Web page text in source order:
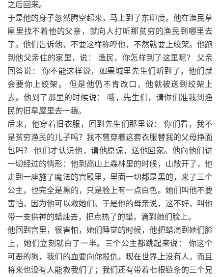
之后回来。
于是他的身子忽然腾空起来，马上到了东印度。他在渔民草
屋里找不着他的父亲，就向人打听那贫穷的渔民到哪里去
了。他们告诉他，不要这样称呼他，不然就要上绞架。他跑
到他父亲住的家里，说： 渔民，你怎样到了这里呢？ 父亲
回答说： 你不能这样说，如果城里先生们听到了，他们就
会要你上绞架。 但是他仍不肯改口，他就被送到绞架上
去。他到了那里的时候说： 哦，先生们，请你们准我到渔
民的旧草屋里去一趟。
后来，他穿着旧衣服，回到先生们那里说： 你们看，我不
是贫穷渔民的儿子吗？我不曾穿着这套衣服替我的父母挣面
包吗？ 他们才认识他，请他原谅，送他回家。他向他们讲
一切经过的情形：他到高山上森林里的时候，山敞开了，他
走到一座施了魔法的宫殿里，里面一切都是黑的，来了三个
公主，也完全是黑的，只是脸上有一点白色。她们叫他不要
害怕，因为他可以救她们。于是他的母亲说，这不好，叫他
带一支供神的蜡烛去，把点热了的蜡，滴到她们脸上。
他回到宫里，很害怕，她们睡觉的时候，他把蜡滴到她们脸
上，她们立刻就白了一半。三个公主都跳起来说： 你这个
可恶的狗，我们的血要向你报仇，现在世界上没有人，而且
将来也没有人能救我们了；我们还有带着七根链条的三个兄